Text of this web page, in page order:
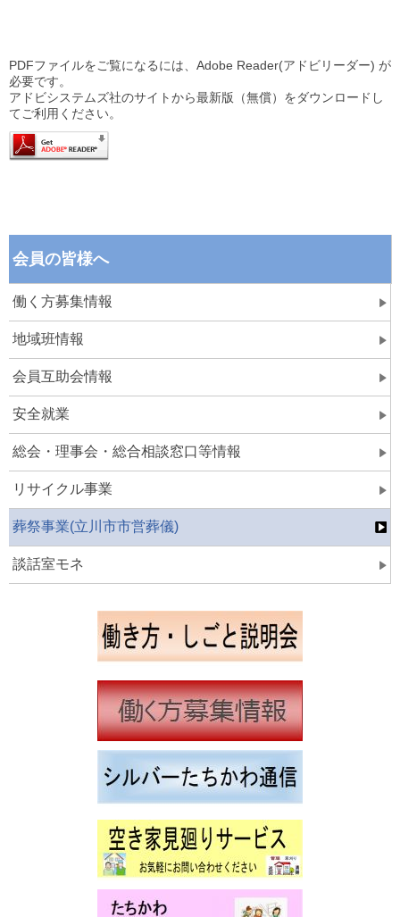
PDFファイルをご覧になるには、Adobe Reader(アドビリーダー) が
必要です。
アドビシステムズ社のサイトから最新版（無償）をダウンロードし
てご利用ください。
会員の皆様へ
働く方募集情報
地域班情報
会員互助会情報
安全就業
総会・理事会・総合相談窓口等情報
リサイクル事業
葬祭事業(立川市市営葬儀)
談話室モネ